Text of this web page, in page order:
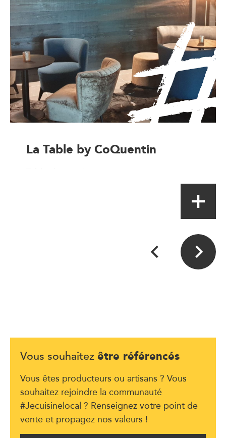
La Table by CoQuentin
Vous souhaitez être référencés
Vous êtes producteurs ou artisans ? Vous
souhaitez rejoindre la communauté
#Jecuisinelocal ? Renseignez votre point de
vente et propagez nos valeurs !